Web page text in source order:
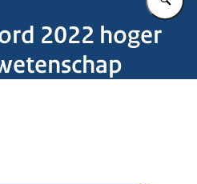
2022 hoger